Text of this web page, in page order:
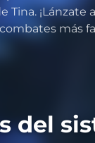
Tina.
más
del